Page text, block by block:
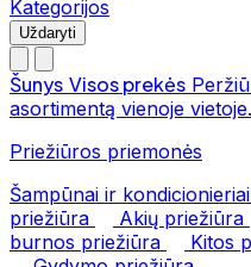
Kategorijos
Uždaryti
Šunys Visos prekės
asortimentą vienoje vietoje.
Priežiūros priemonės
Šampūnai ir kondicionieriai
priežiūra
Akių priežiūra
burnos priežiūra
Kitos